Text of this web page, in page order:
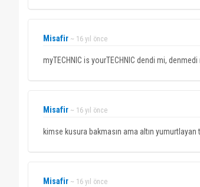
Misafir ~ 16 yıl önce
myTECHNIC is yourTECHNIC dendi mi,
Misafir ~ 16 yıl önce
kimse kusura bakmasın ama altın yumurtlayan
Misafir ~ 16 yıl önce